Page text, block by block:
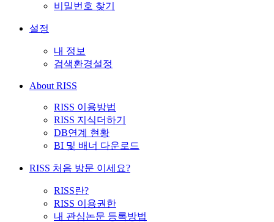
비밀번호 찾기
설정
내 정보
검색환경설정
About RISS
RISS 이용방법
RISS 지식더하기
DB연계 현황
BI 및 배너 다운로드
RISS 처음 방문 이세요?
RISS란?
RISS 이용권한
내 관심논문 등록방법